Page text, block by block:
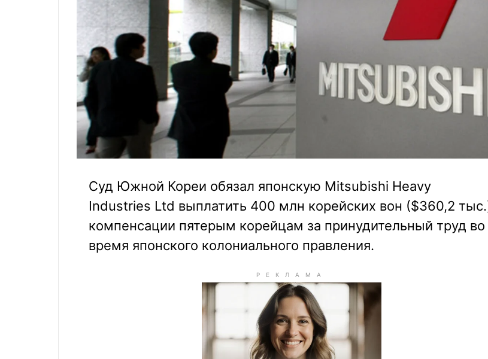
Суд Южной Кореи обязал японскую Mitsubishi Heavy
Industries Ltd выплатить 400 млн корейских вон ($360,2
компенсации пятерым корейцам за принудительный труд во
время японского колониального правления.